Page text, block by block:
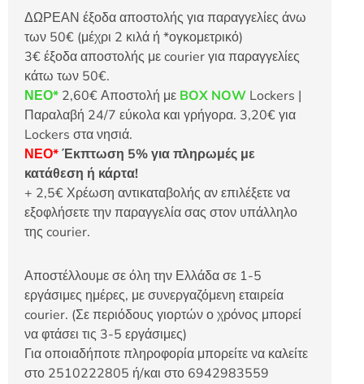
ΔΩΡΕΑΝ έξοδα αποστολής για παραγγελίες άνω
των 50€ (μέχρι 2 κιλά ή *ογκομετρικό)
3€ έξοδα αποστολής με courier για παραγγελίες
κάτω των 50€.
ΝΕΟ* 2,60€ Αποστολή με BOX NOW Lockers |
Παραλαβή 24/7 εύκολα και γρήγορα. 3,20€ για
Lockers στα νησιά.
ΝΕΟ*Έκπτωση 5% για πληρωμές με
κατάθεση ή κάρτα!
+ 2,5€ Χρέωση αντικαταβολής αν επιλέξετε να
εξοφλήσετε την παραγγελία σας στον υπάλληλο
της courier.
Αποστέλλουμε σε όλη την Ελλάδα σε 1-5
εργάσιμες ημέρες, με συνεργαζόμενη εταιρεία
courier. (Σε περιόδους γιορτών ο χρόνος μπορεί
να φτάσει τις 3-5 εργάσιμες)
Για οποιαδήποτε πληροφορία μπορείτε να καλείτε
στο 2510222805 ή/και στο 6942983559